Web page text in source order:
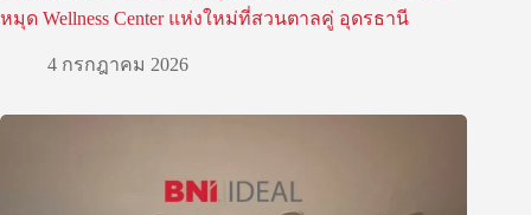
หมุด Wellness Center แห่งใหม่ที่สวนตาลคู่ อุดรธานี
4 กรกฎาคม 2026